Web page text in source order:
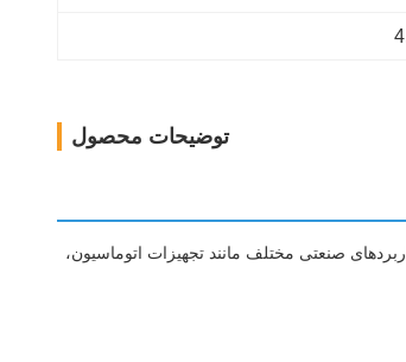
توضیحات محصول
کاربردهای صنعتی مختلف مانند تجهیزات اتوماسیون،